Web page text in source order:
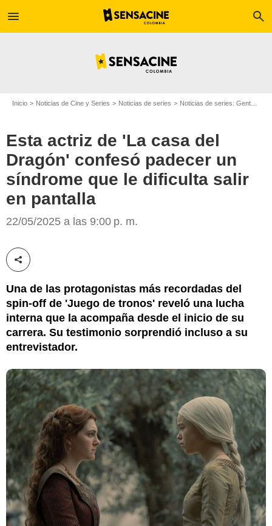
menu search
Inicio Noticias de Cine y Series Noticias de series Noticias de series: Gente
Esta actriz de 'La casa del
Dragón' confesó padecer un
síndrome que le dificulta salir
en pantalla
22/05/2025 a las 9:00 p. m.
Compartir esta noticia
Una de las protagonistas más recordadas del
spin-off de 'Juego de tronos' reveló una lucha
interna que la acompaña desde el inicio de su
carrera. Su testimonio sorprendió incluso a su
entrevistador.